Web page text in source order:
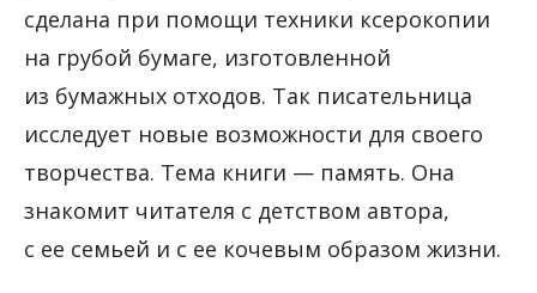
сделана при помощи техники ксерокопии
на грубой бумаге, изготовленной
из бумажных отходов. Так писательница
исследует новые возможности для своего
творчества. Тема книги — память. Она
знакомит читателя с детством автора,
с ее семьей и с ее кочевым образом жизни.